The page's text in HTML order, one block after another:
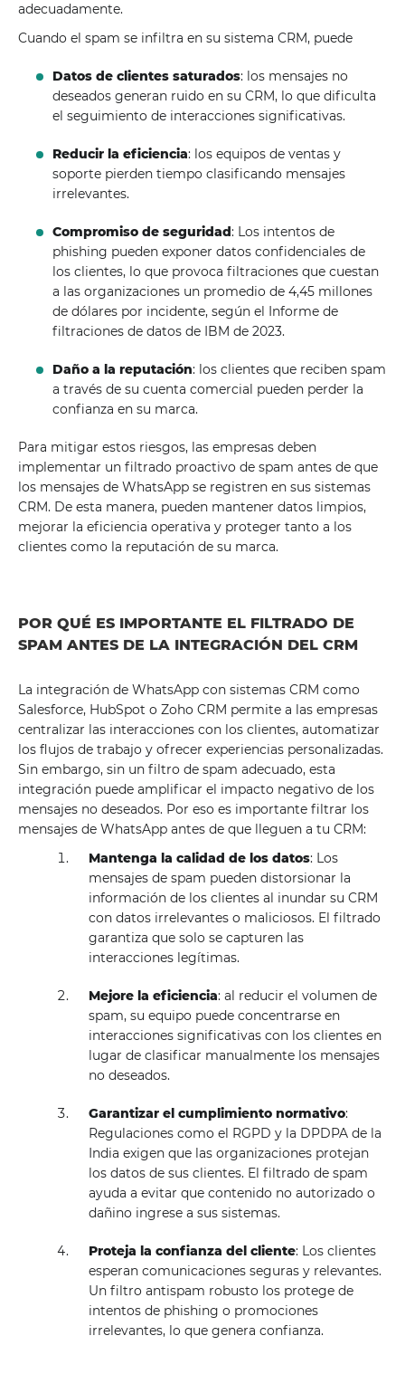
adecuadamente.
Cuando el spam se infiltra en su sistema CRM, puede
Datos de clientes saturados: los mensajes no
deseados generan ruido en su CRM, lo que dificulta
el seguimiento de interacciones significativas.
Reducir la eficiencia: los equipos de ventas y
soporte pierden tiempo clasificando mensajes
irrelevantes.
Compromiso de seguridad: Los intentos de
phishing pueden exponer datos confidenciales de
los clientes, lo que provoca filtraciones que cuestan
a las organizaciones un promedio de 4,45 millones
de dólares por incidente, según el Informe de
filtraciones de datos de IBM de 2023.
Daño a la reputación: los clientes que reciben spam
a través de su cuenta comercial pueden perder la
confianza en su marca.
Para mitigar estos riesgos, las empresas deben
implementar un filtrado proactivo de spam antes de que
los mensajes de WhatsApp se registren en sus sistemas
CRM. De esta manera, pueden mantener datos limpios,
mejorar la eficiencia operativa y proteger tanto a los
clientes como la reputación de su marca.
POR QUÉ ES IMPORTANTE EL FILTRADO DE
SPAM ANTES DE LA INTEGRACIÓN DEL CRM
La integración de WhatsApp con sistemas CRM como
Salesforce, HubSpot o Zoho CRM permite a las empresas
centralizar las interacciones con los clientes, automatizar
los flujos de trabajo y ofrecer experiencias personalizadas.
Sin embargo, sin un filtro de spam adecuado, esta
integración puede amplificar el impacto negativo de los
mensajes no deseados. Por eso es importante filtrar los
mensajes de WhatsApp antes de que lleguen a tu CRM:
Mantenga la calidad de los datos: Los
mensajes de spam pueden distorsionar la
información de los clientes al inundar su CRM
con datos irrelevantes o maliciosos. El filtrado
garantiza que solo se capturen las
interacciones legítimas.
Mejore la eficiencia: al reducir el volumen de
spam, su equipo puede concentrarse en
interacciones significativas con los clientes en
lugar de clasificar manualmente los mensajes
no deseados.
Garantizar el cumplimiento normativo:
Regulaciones como el RGPD y la DPDPA de la
India exigen que las organizaciones protejan
los datos de sus clientes. El filtrado de spam
ayuda a evitar que contenido no autorizado o
dañino ingrese a sus sistemas.
Proteja la confianza del cliente: Los clientes
esperan comunicaciones seguras y relevantes.
Un filtro antispam robusto los protege de
intentos de phishing o promociones
irrelevantes, lo que genera confianza.